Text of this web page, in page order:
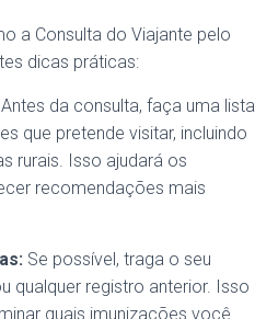
a Consulta do Viajante pelo
dicas práticas:
Antes da consulta, faça uma lista
que pretende visitar, incluindo
rurais. Isso ajudará os
recomendações mais
Se possível, traga o seu
qualquer registro anterior. Isso
quais imunizações você